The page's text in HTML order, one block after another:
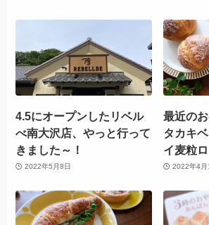
4.5にオープンしたリベル
べ南大沢店、やっと行って
きました～！
2022年5月8日
最近の
タカキ
イ麦粒
2022年4月